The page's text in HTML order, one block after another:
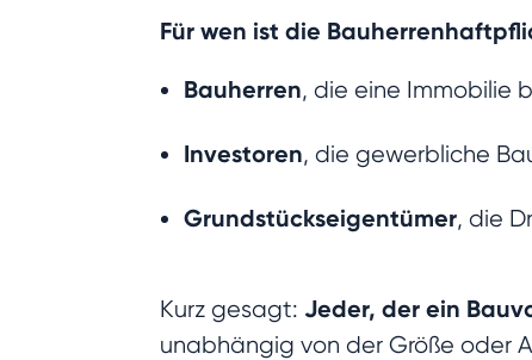
Für wen ist die
Bauherren, die eine Immobilie
Investoren, die gewerbliche
Grundstückseigentümer, die
Kurz gesagt:Jeder, der ein
unabhängig von der Größe oder